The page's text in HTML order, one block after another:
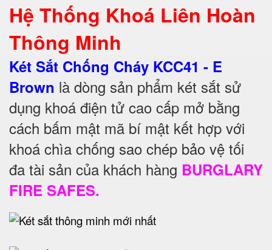
Hệ Thống Khoá Liên Hoàn
Thông Minh
Két Sắt Chống Cháy KCC41 - E
Brown là dòng sản phẩm két sắt sử
dụng khoá điện tử cao cấp mở bằng
cách bấm mật mã bí mật kết hợp với
khoá chìa chống sao chép bảo vệ tối
đa tài sản của khách hàng BURGLARY
FIRE SAFES.